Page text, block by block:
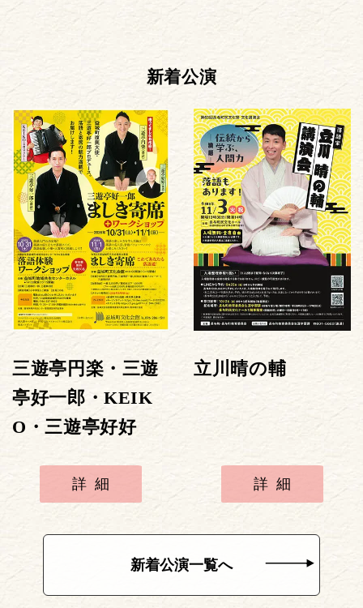
新着公演
三遊亭円楽・三遊
亭好一郎・KEIK
O・三遊亭好好
詳細
立川晴の輔
詳細
新着公演一覧へ